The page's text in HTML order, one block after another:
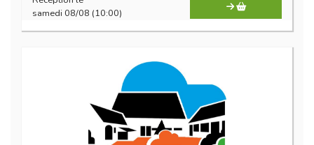
samedi 08/08 (10:00)